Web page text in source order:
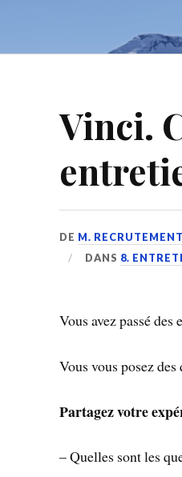
Vinci.
DE M. RECRUTEMENT
DANS 8.
Vous avez passé
Vous vous posez
Partagez votre
– Quelles sont les